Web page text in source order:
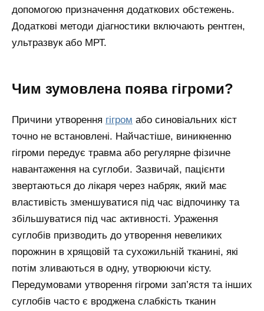
допомогою призначення додаткових обстежень.
Додаткові методи діагностики включають рентген,
ультразвук або МРТ.
Чим зумовлена поява гігроми?
Причини утворення гігром або синовіальних кіст
точно не встановлені. Найчастіше, виникненню
гігроми передує травма або регулярне фізичне
навантаження на суглоби. Зазвичай, пацієнти
звертаються до лікаря через набряк, який має
властивість зменшуватися під час відпочинку та
збільшуватися під час активності. Ураження
суглобів призводить до утворення невеликих
порожнин в хрящовій та сухожильній тканині, які
потім зливаються в одну, утворюючи кісту.
Передумовами утворення гігроми зап’ястя та інших
суглобів часто є вроджена слабкість тканин